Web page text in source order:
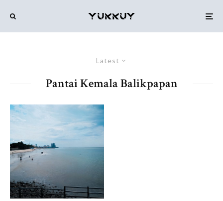
Latest
Pantai Kemala Balikpapan